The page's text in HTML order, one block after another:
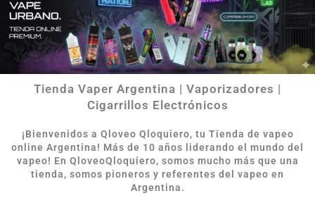
Tienda Vaper Argentina | Vaporizadores |
Cigarrillos Electrónicos
¡Bienvenidos a Qloveo Qloquiero, tu Tienda de vapeo
online Argentina! Más de 10 años liderando el mundo del
vapeo! En QloveoQloquiero, somos mucho más que una
tienda, somos pioneros y referentes del vapeo en
Argentina.